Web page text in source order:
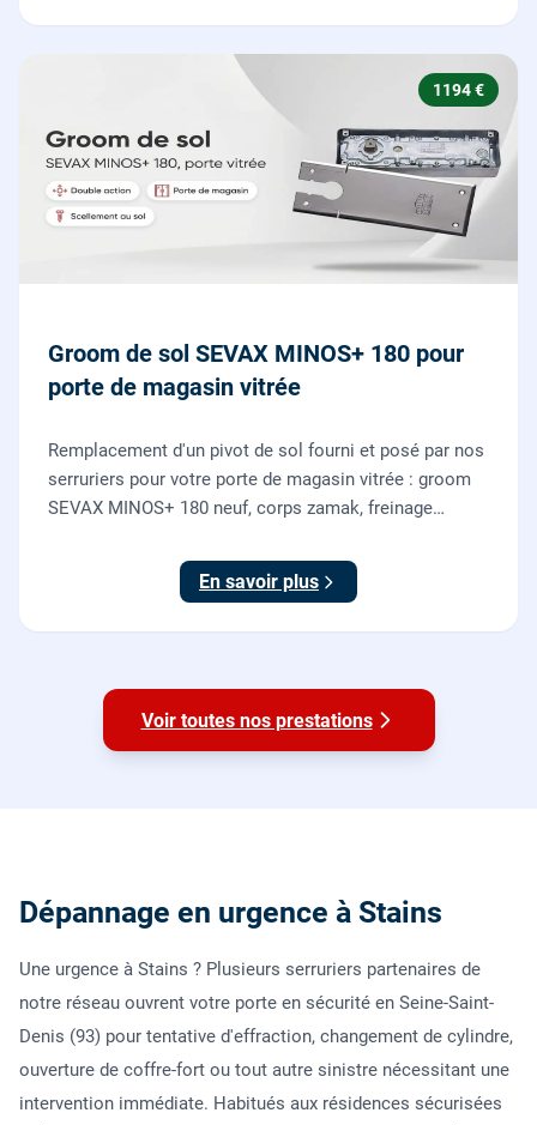
1194 €
Groom de sol SEVAX MINOS+ 180 pour
porte de magasin vitrée
Remplacement d'un pivot de sol fourni et posé par nos
serruriers pour votre porte de magasin vitrée : groom
SEVAX MINOS+ 180 neuf, corps zamak, freinage
sol, réglage et essais. 995 euros HT (1194 TTC).
En savoir plus
Voir toutes nos prestations
Dépannage en urgence à Stains
Une urgence à Stains ? Plusieurs serruriers partenaires de
notre réseau ouvrent votre porte en sécurité en Seine-Saint-
Denis (93) pour tentative d'effraction, changement de cylindre,
ouverture de coffre-fort ou tout autre sinistre nécessitant une
intervention immédiate. Habitués aux résidences sécurisées